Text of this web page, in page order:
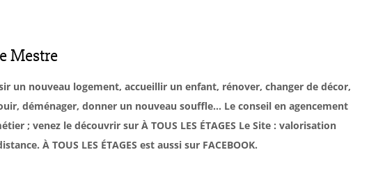
Mestre
un nouveau logement, accueillir un enfant, rénover, changer de décor,
déménager, donner un nouveau souffle… Le conseil en agencement
; venez le découvrir sur À TOUS LES ÉTAGES Le Site : valorisation
À TOUS LES ÉTAGES est aussi sur FACEBOOK.